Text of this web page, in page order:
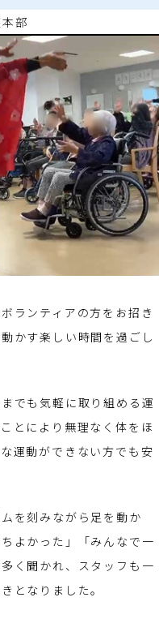
部
ランティアの方をお招き
かす楽しい時間を過ごし
でも気軽に取り組める運
とにより無理なく体をほ
運動ができない方でも安
を刻みながら足を動か
よかった」「みんなで一
く聞かれ、スタッフも一
となりました。